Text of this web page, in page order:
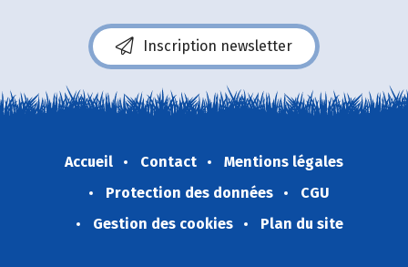
Inscription newsletter
Accueil Contact
Mentions légales
Protection des données
CGU
Gestion des cookies
Plan du site